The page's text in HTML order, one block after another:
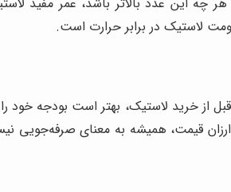
از خرید لاستیک، بهتر است بودجه
قیمت، همیشه به معنای صرفه‌جویی